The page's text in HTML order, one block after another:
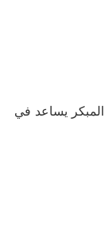
يساعد في